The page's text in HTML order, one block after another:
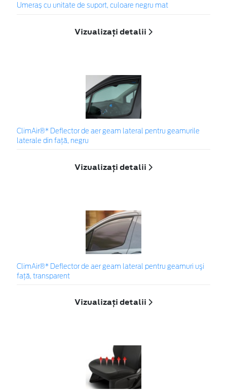
Umeraș cu unitate de suport, culoare negru mat
Vizualizați detalii
ClimAir®* Deflector de aer geam lateral pentru geamurile
laterale din faţă, negru
Vizualizați detalii
ClimAir®* Deflector de aer geam lateral pentru geamuri uşi
faţă, transparent
Vizualizați detalii